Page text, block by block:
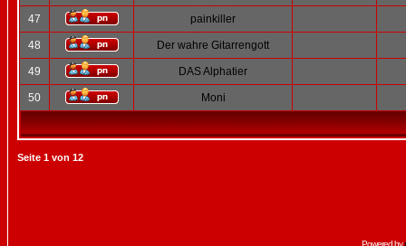
47 painkiller
48 Der wahre Gitarrengott
49 DAS Alphatier
50 Moni
Seite 1 von 12
Powered by